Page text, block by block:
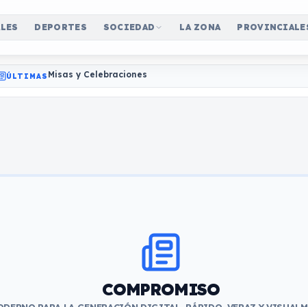
DEPORTES SOCIEDAD LA ZONA
ÚLTIMAS Misas y Celebraciones
COMPROMISO